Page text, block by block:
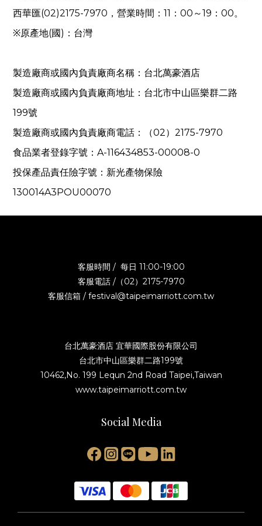
西華匯(02)2175-7970，營業時間：11：00～19：00。
※原產地(國)： 台灣
製造廠商或國內負責廠商名稱：台北萬豪酒店
製造廠商或國內負責廠商地址：台北市中山區樂群二路
199號
製造廠商或國內負責廠商電話：（02）2175-7970
食品業者登錄字號：A-116434853-00008-0
投保產品責任險字號：新光產物保險
130014A3POU00070
客服時間 / 每日 11:00-19:00
客服電話 /（02）2175-7970
客服信箱 / festival@taipeimarriott.com.tw
台北萬豪酒店 宜華國際股份有限公司
台北市中山區樂群二路199號
10462,No. 199 Lequn 2nd Road Taipei,Taiwan
www.taipeimarriott.com.tw
Social Media